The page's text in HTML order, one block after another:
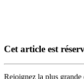
Cet article est
Rejoignez la plus